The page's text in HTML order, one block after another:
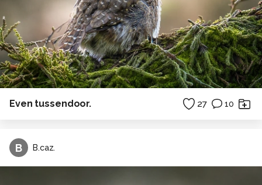
Even tussendoor. 27 10
B B.caz.